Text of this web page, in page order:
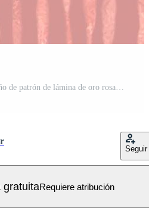
fondo abstracto con un diseño de patrón de lámina de oro rosa Vector Gratis
Seguir
gratuitaRequiere atribución